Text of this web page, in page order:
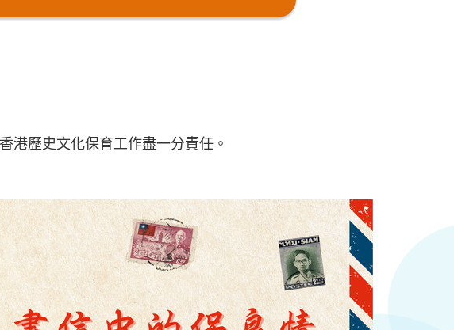
港歷史文化保育工作盡一分責任。